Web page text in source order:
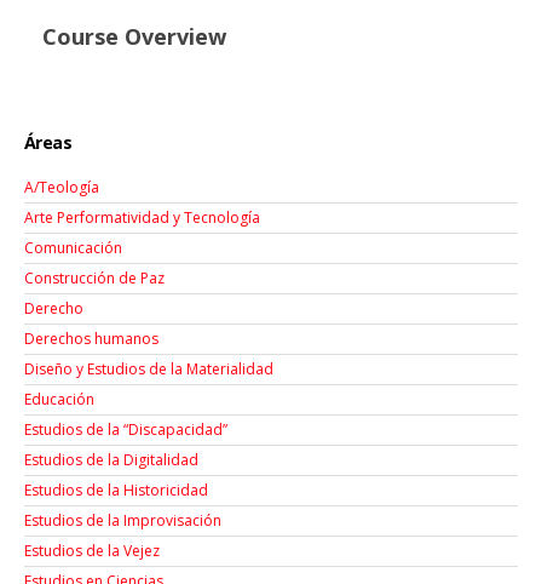
Course Overview
Áreas
A/Teología
Arte Performatividad y Tecnología
Comunicación
Construcción de Paz
Derecho
Derechos humanos
Diseño y Estudios de la Materialidad
Educación
Estudios de la “Discapacidad”
Estudios de la Digitalidad
Estudios de la Historicidad
Estudios de la Improvisación
Estudios de la Vejez